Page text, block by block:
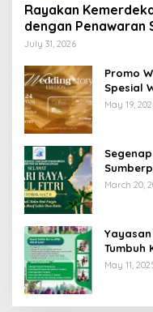
Rayakan
dengan Penawaran
Holiday Inn
July 31, 2026
Promo
Spesial
Swiss-
May 19,
Raya
March 20,
Tumbuh
Cerdas
May 11,